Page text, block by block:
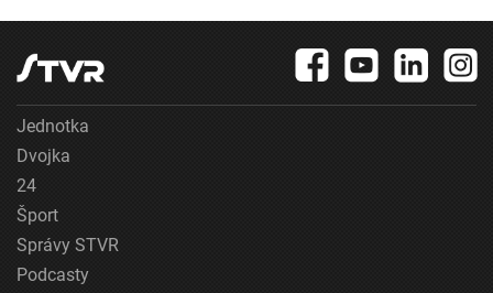
Jednotka
Dvojka
24
Šport
Správy STVR
Podcasty